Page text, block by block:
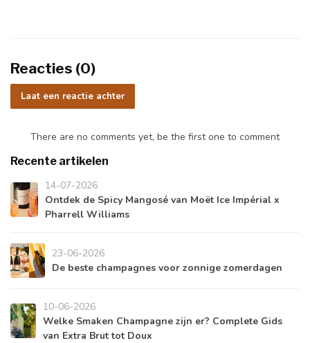
Reacties (0)
Laat een reactie achter
There are no comments yet, be the first one to comment
Recente artikelen
14-07-2026
Ontdek de Spicy Mangosé van Moët Ice Impérial x
Pharrell Williams
23-06-2026
De beste champagnes voor zonnige zomerdagen
10-06-2026
Welke Smaken Champagne zijn er? Complete Gids
van Extra Brut tot Doux